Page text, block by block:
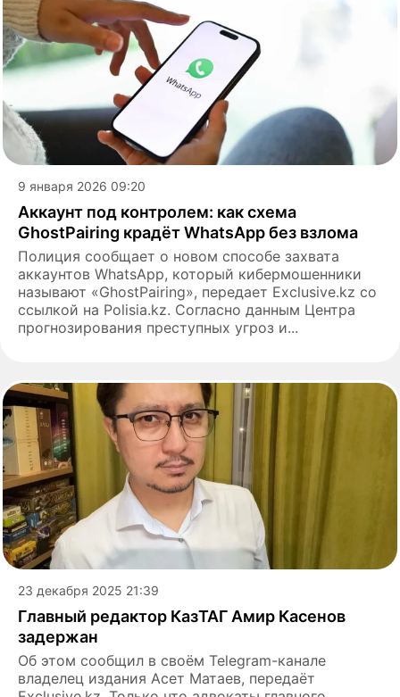
9 января 2026 09:20
Аккаунт под контролем: как схема
GhostPairing крадёт WhatsApp без взлома
Полиция сообщает о новом способе захвата
аккаунтов WhatsApp, который кибермошенники
называют «GhostPairing», передает Exclusive.kz со
ссылкой на Polisia.kz. Согласно данным Центра
прогнозирования преступных угроз и...
23 декабря 2025 21:39
Главный редактор КазТАГ Амир Касенов
задержан
Об этом сообщил в своём Telegram-канале
владелец издания Асет Матаев, передаёт